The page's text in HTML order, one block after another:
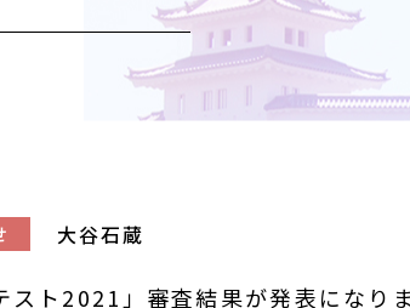
大谷石蔵
スト2021」審査結果が発表になり